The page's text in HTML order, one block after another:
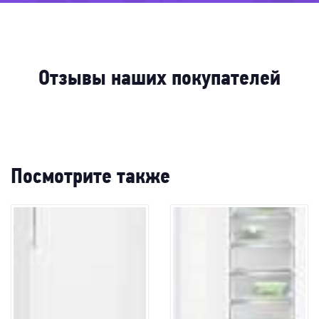
-61%
-34%
-
-49%
-57%
Отзывы наших покупателей
Посмотрите также